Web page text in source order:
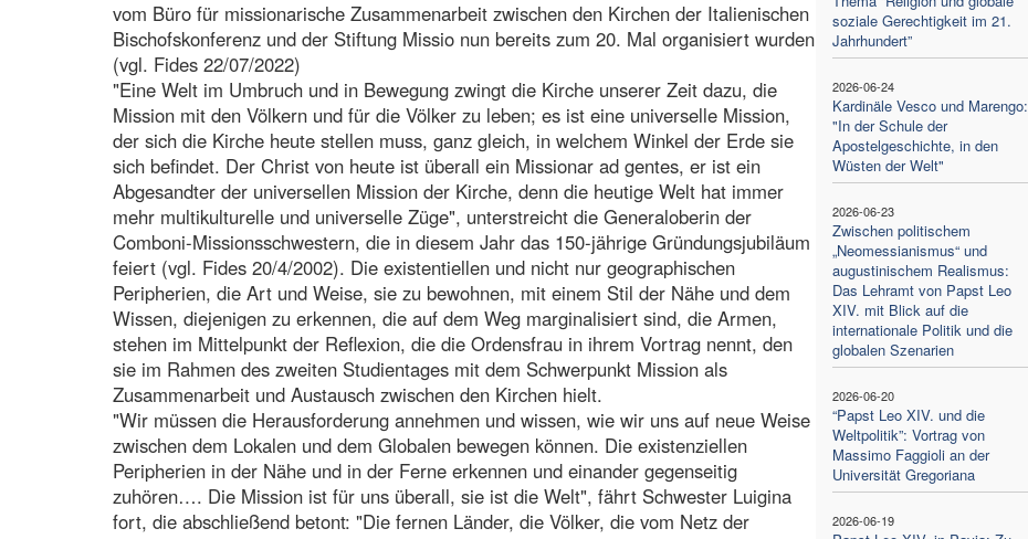
soziale Gerechtigkeit im 21.
Jahrhundert”
2026-06-24
Kardinäle Vesco und Marengo:
"In der Schule der
Apostelgeschichte, in den
Wüsten der Welt"
2026-06-23
Zwischen politischem
„Neomessianismus“ und
augustinischem Realismus:
Das Lehramt von Papst Leo
XIV. mit Blick auf die
internationale Politik und die
globalen Szenarien
2026-06-20
“Papst Leo XIV. und die
Weltpolitik”: Vortrag von
Massimo Faggioli an der
Universität Gregoriana
2026-06-19
vom Büro für missionarische Zusammenarbeit zwischen den Kirchen der Italienischen
Bischofskonferenz und der Stiftung Missio nun bereits zum 20. Mal organisiert wurden
(vgl. Fides 22/07/2022)
"Eine Welt im Umbruch und in Bewegung zwingt die Kirche unserer Zeit dazu, die
Mission mit den Völkern und für die Völker zu leben; es ist eine universelle Mission,
der sich die Kirche heute stellen muss, ganz gleich, in welchem Winkel der Erde sie
sich befindet. Der Christ von heute ist überall ein Missionar ad gentes, er ist ein
Abgesandter der universellen Mission der Kirche, denn die heutige Welt hat immer
mehr multikulturelle und universelle Züge", unterstreicht die Generaloberin der
Comboni-Missionsschwestern, die in diesem Jahr das 150-jährige Gründungsjubiläum
feiert (vgl. Fides 20/4/2002). Die existentiellen und nicht nur geographischen
Peripherien, die Art und Weise, sie zu bewohnen, mit einem Stil der Nähe und dem
Wissen, diejenigen zu erkennen, die auf dem Weg marginalisiert sind, die Armen,
stehen im Mittelpunkt der Reflexion, die die Ordensfrau in ihrem Vortrag nennt, den
sie im Rahmen des zweiten Studientages mit dem Schwerpunkt Mission als
Zusammenarbeit und Austausch zwischen den Kirchen hielt.
"Wir müssen die Herausforderung annehmen und wissen, wie wir uns auf neue Weise
zwischen dem Lokalen und dem Globalen bewegen können. Die existenziellen
Peripherien in der Nähe und in der Ferne erkennen und einander gegenseitig
zuhören…. Die Mission ist für uns überall, sie ist die Welt", fährt Schwester Luigina
fort, die abschließend betont: "Die fernen Länder, die Völker, die vom Netz der